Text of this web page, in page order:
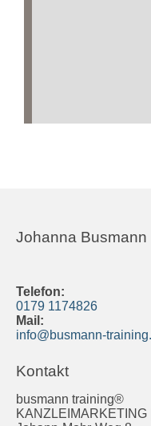
Johanna Busmann
Telefon:
0179 1174826
Mail:
info@busmann-
Kontakt
busmann training®